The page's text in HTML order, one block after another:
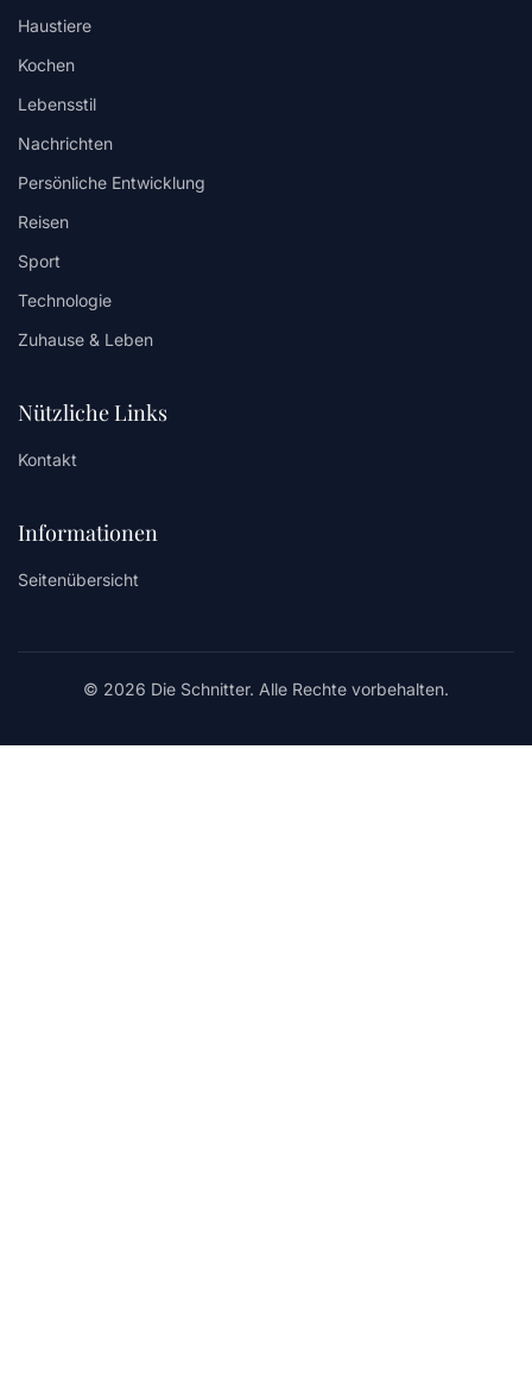
Haustiere
Kochen
Lebensstil
Nachrichten
Persönliche Entwicklung
Reisen
Sport
Technologie
Zuhause & Leben
Nützliche Links
Kontakt
Informationen
Seitenübersicht
© 2026 Die Schnitter. Alle Rechte vorbehalten.